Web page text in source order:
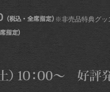
※非売品特典グッ